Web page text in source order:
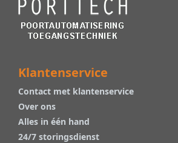
Klantenservice
Contact met klantenservice
Over ons
Alles in één hand
24/7 storingsdienst